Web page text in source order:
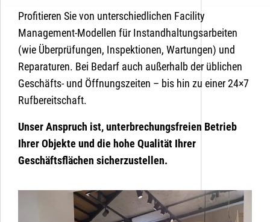
Profitieren Sie von unterschiedlichen Facility
Management-Modellen für Instandhaltungsarbeiten
(wie Überprüfungen, Inspektionen, Wartungen) und
Reparaturen. Bei Bedarf auch außerhalb der üblichen
Geschäfts- und Öffnungszeiten – bis hin zu einer 24×7
Rufbereitschaft.
Unser Anspruch ist, unterbrechungsfreien Betrieb
Ihrer Objekte und die hohe Qualität Ihrer
Geschäftsflächen sicherzustellen.